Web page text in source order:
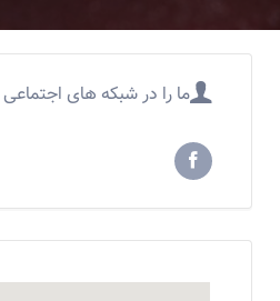
ما را در شبکه های اجتماعی